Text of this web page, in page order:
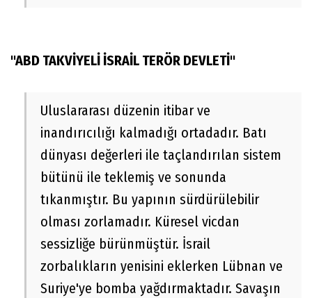
"ABD TAKVİYELİ İSRAİL TERÖR DEVLETİ"
Uluslararası düzenin itibar ve
inandırıcılığı kalmadığı ortadadır. Batı
dünyası değerleri ile taçlandırılan sistem
bütünü ile teklemiş ve sonunda
tıkanmıştır. Bu yapının sürdürülebilir
olması zorlamadır. Küresel vicdan
sessizliğe bürünmüştür. İsrail
zorbalıkların yenisini eklerken Lübnan ve
Suriye'ye bomba yağdırmaktadır. Savaşın